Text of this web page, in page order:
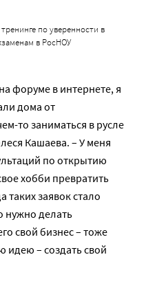
по уверенности в
в РосНОУ
форуме в интернете, я
дома от
то заниматься в русле
Кашаева. – У меня
по открытию
хобби превратить
таких заявок стало
нужно делать
свой бизнес – тоже
идею – создать свой